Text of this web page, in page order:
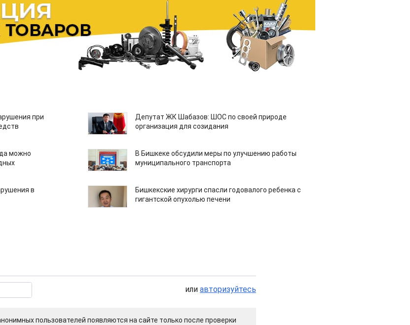
при
Депутат ЖК Шабазов: ШОС по своей природе
организация для созидания
можно
В Бишкеке обсудили меры по улучшению работы
муниципального транспорта
в
Бишкекские хирурги спасли годовалого ребенка с
гигантской опухолью печени
или авторизуйтесь
пользователей появляются на сайте только после проверки